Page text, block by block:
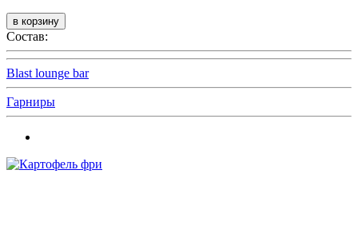
Состав:
Blast lounge bar
Гарниры